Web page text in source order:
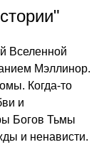
Вселенной
Мэллинор.
Когда-то
и
Богов Тьмы
и ненависти.